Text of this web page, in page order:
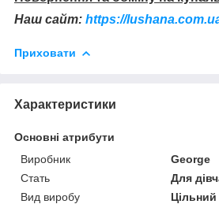
Наш сайт: https://
Приховати
Характеристики
Основні атрибути
Виробник
George
Стать
Для
Вид виробу